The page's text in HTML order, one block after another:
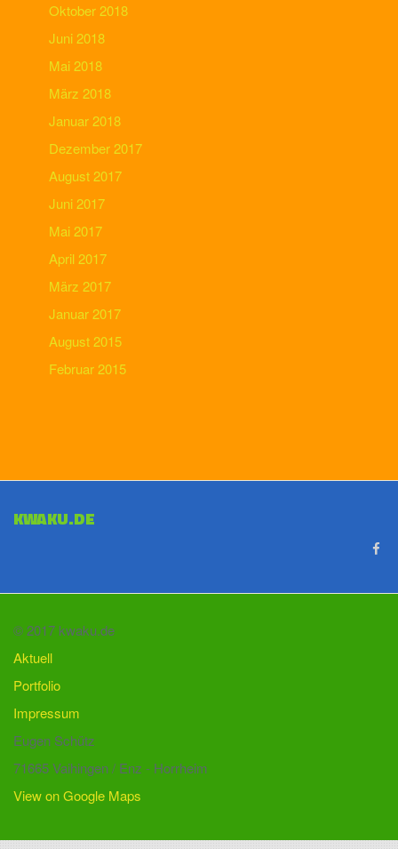
Oktober 2018
Juni 2018
Mai 2018
März 2018
Januar 2018
Dezember 2017
August 2017
Juni 2017
Mai 2017
April 2017
März 2017
Januar 2017
August 2015
Februar 2015
KWAKU.DE
© 2017 kwaku.de
Aktuell
Portfolio
Impressum
Eugen Schütz
71665 Vaihingen / Enz - Horrheim
View on Google Maps